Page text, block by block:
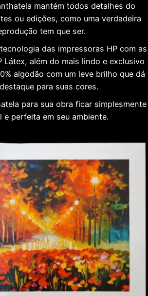
mantém todos detalhes do
ou edições, como uma verdadeira
tem que ser.
das impressoras HP com as
Látex, além do mais lindo e exclusivo
algodão com um leve brilho que dá
para suas cores.
para sua obra ficar simplesmente
e perfeita em seu ambiente.